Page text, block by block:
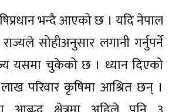
भन्दै आएको छ । यदि नेपाल
सोहीअनुसार लगानी गर्नुपर्ने
यसमा चुकेको छ । ध्यान दिएको
परिवार कृषिमा आश्रित छन् ।